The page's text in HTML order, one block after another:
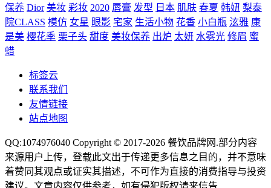
保养 Dior 美妆 彩妆 2020 唇膏 发型 日本 肌肤 春夏 韩妞 梨泰
院CLASS 模仿 女星 眼影 宅家 生活小物 花香 小白瓶 泫雅 康
是美 樱花季 栗子头 甜度 美妆保养 出炉 太妍 水雾光 修眉 蜜
蜡
标签云
联系我们
友情链接
站点地图
QQ:1074976040 Copyright © 2017-2026 餐饮品牌网 .部分内容
来源用户上传，登载此文出于传递更多信息之目的，并不意味
着赞同其观点或证实其描述，不可作为直接的消费指导与投资